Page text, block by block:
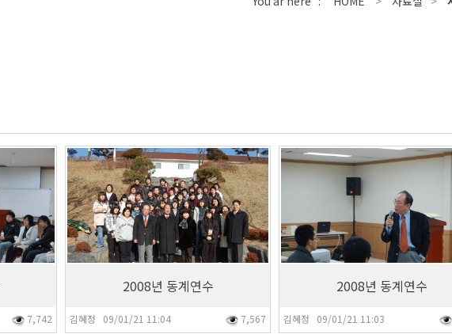
7,742
7,567
2008년 동계연수
김혜정 09/01/21 11:04 7,567
7,486
2008년 동계연수
김혜정 09/01/21 11:03